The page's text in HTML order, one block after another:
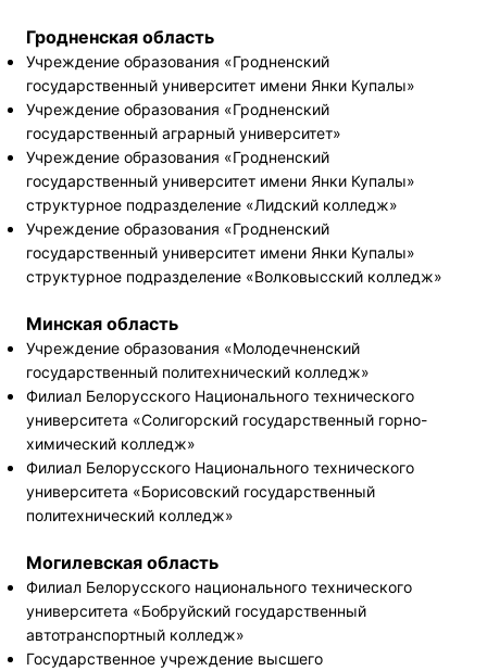
Гродненская область
Учреждение образования «Гродненский
государственный университет имени Янки Купалы»
Учреждение образования «Гродненский
государственный аграрный университет»
Учреждение образования «Гродненский
государственный университет имени Янки Купалы»
структурное подразделение «Лидский колледж»
Учреждение образования «Гродненский
государственный университет имени Янки Купалы»
структурное подразделение «Волковысский колледж»
Минская область
Учреждение образования «Молодечненский
государственный политехнический колледж»
Филиал Белорусского Национального технического
университета «Солигорский государственный горно-
химический колледж»
Филиал Белорусского Национального технического
университета «Борисовский государственный
политехнический колледж»
Могилевская область
Филиал Белорусского национального технического
университета «Бобруйский государственный
автотранспортный колледж»
Государственное учреждение высшего